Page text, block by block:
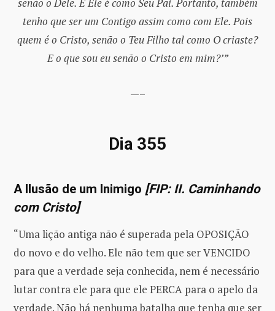
tenho que ser um Contigo assim como com Ele. Pois
quem é o Cristo, senão o Teu Filho tal como O criaste?
E o que sou eu senão o Cristo em mim?’”
—–
Dia 355
A Ilusão de um Inimigo [FIP: II. Caminhando
com Cristo]
“Uma lição antiga não é superada pela OPOSIÇÃO
do novo e do velho. Ele não tem que ser VENCIDO
para que a verdade seja conhecida, nem é necessário
lutar contra ele para que ele PERCA para o apelo da
verdade. Não há nenhuma batalha que tenha que ser